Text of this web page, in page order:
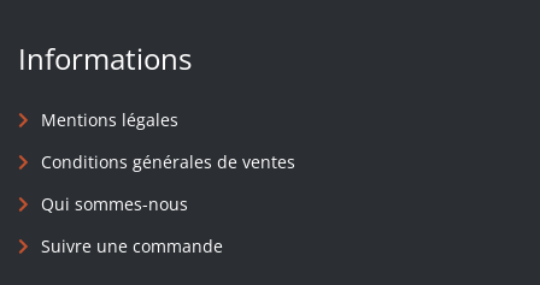
Informations
Mentions légales
Conditions générales de ventes
Qui sommes-nous
Suivre une commande